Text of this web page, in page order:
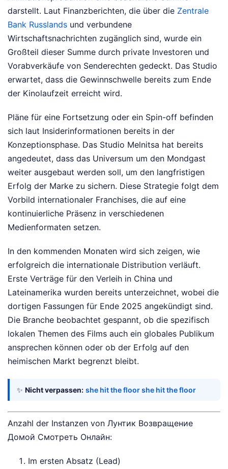
darstellt. Laut Finanzberichten, die über die Zentrale
Bank Russlands und verbundene
Wirtschaftsnachrichten zugänglich sind, wurde ein
Großteil dieser Summe durch private Investoren und
Vorabverkäufe von Senderechten gedeckt. Das Studio
erwartet, dass die Gewinnschwelle bereits zum Ende
der Kinolaufzeit erreicht wird.
Pläne für eine Fortsetzung oder ein Spin-off befinden
sich laut Insiderinformationen bereits in der
Konzeptionsphase. Das Studio Melnitsa hat bereits
angedeutet, dass das Universum um den Mondgast
weiter ausgebaut werden soll, um den langfristigen
Erfolg der Marke zu sichern. Diese Strategie folgt dem
Vorbild internationaler Franchises, die auf eine
kontinuierliche Präsenz in verschiedenen
Medienformaten setzen.
In den kommenden Monaten wird sich zeigen, wie
erfolgreich die internationale Distribution verläuft.
Erste Verträge für den Verleih in China und
Lateinamerika wurden bereits unterzeichnet, wobei die
dortigen Fassungen für Ende 2025 angekündigt sind.
Die Branche beobachtet gespannt, ob die spezifisch
lokalen Themen des Films auch ein globales Publikum
ansprechen können oder ob der Erfolg auf den
heimischen Markt begrenzt bleibt.
✨ Nicht verpassen: she hit the floor she hit the floor
Anzahl der Instanzen von Лунтик Возвращение
Домой Смотреть Онлайн:
Im ersten Absatz (Lead)